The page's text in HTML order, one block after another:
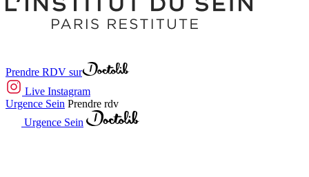
Prendre RDV sur
Live Instagram
Urgence Sein Prendre rdv
Urgence Sein